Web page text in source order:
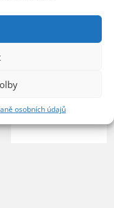
osobních údajů